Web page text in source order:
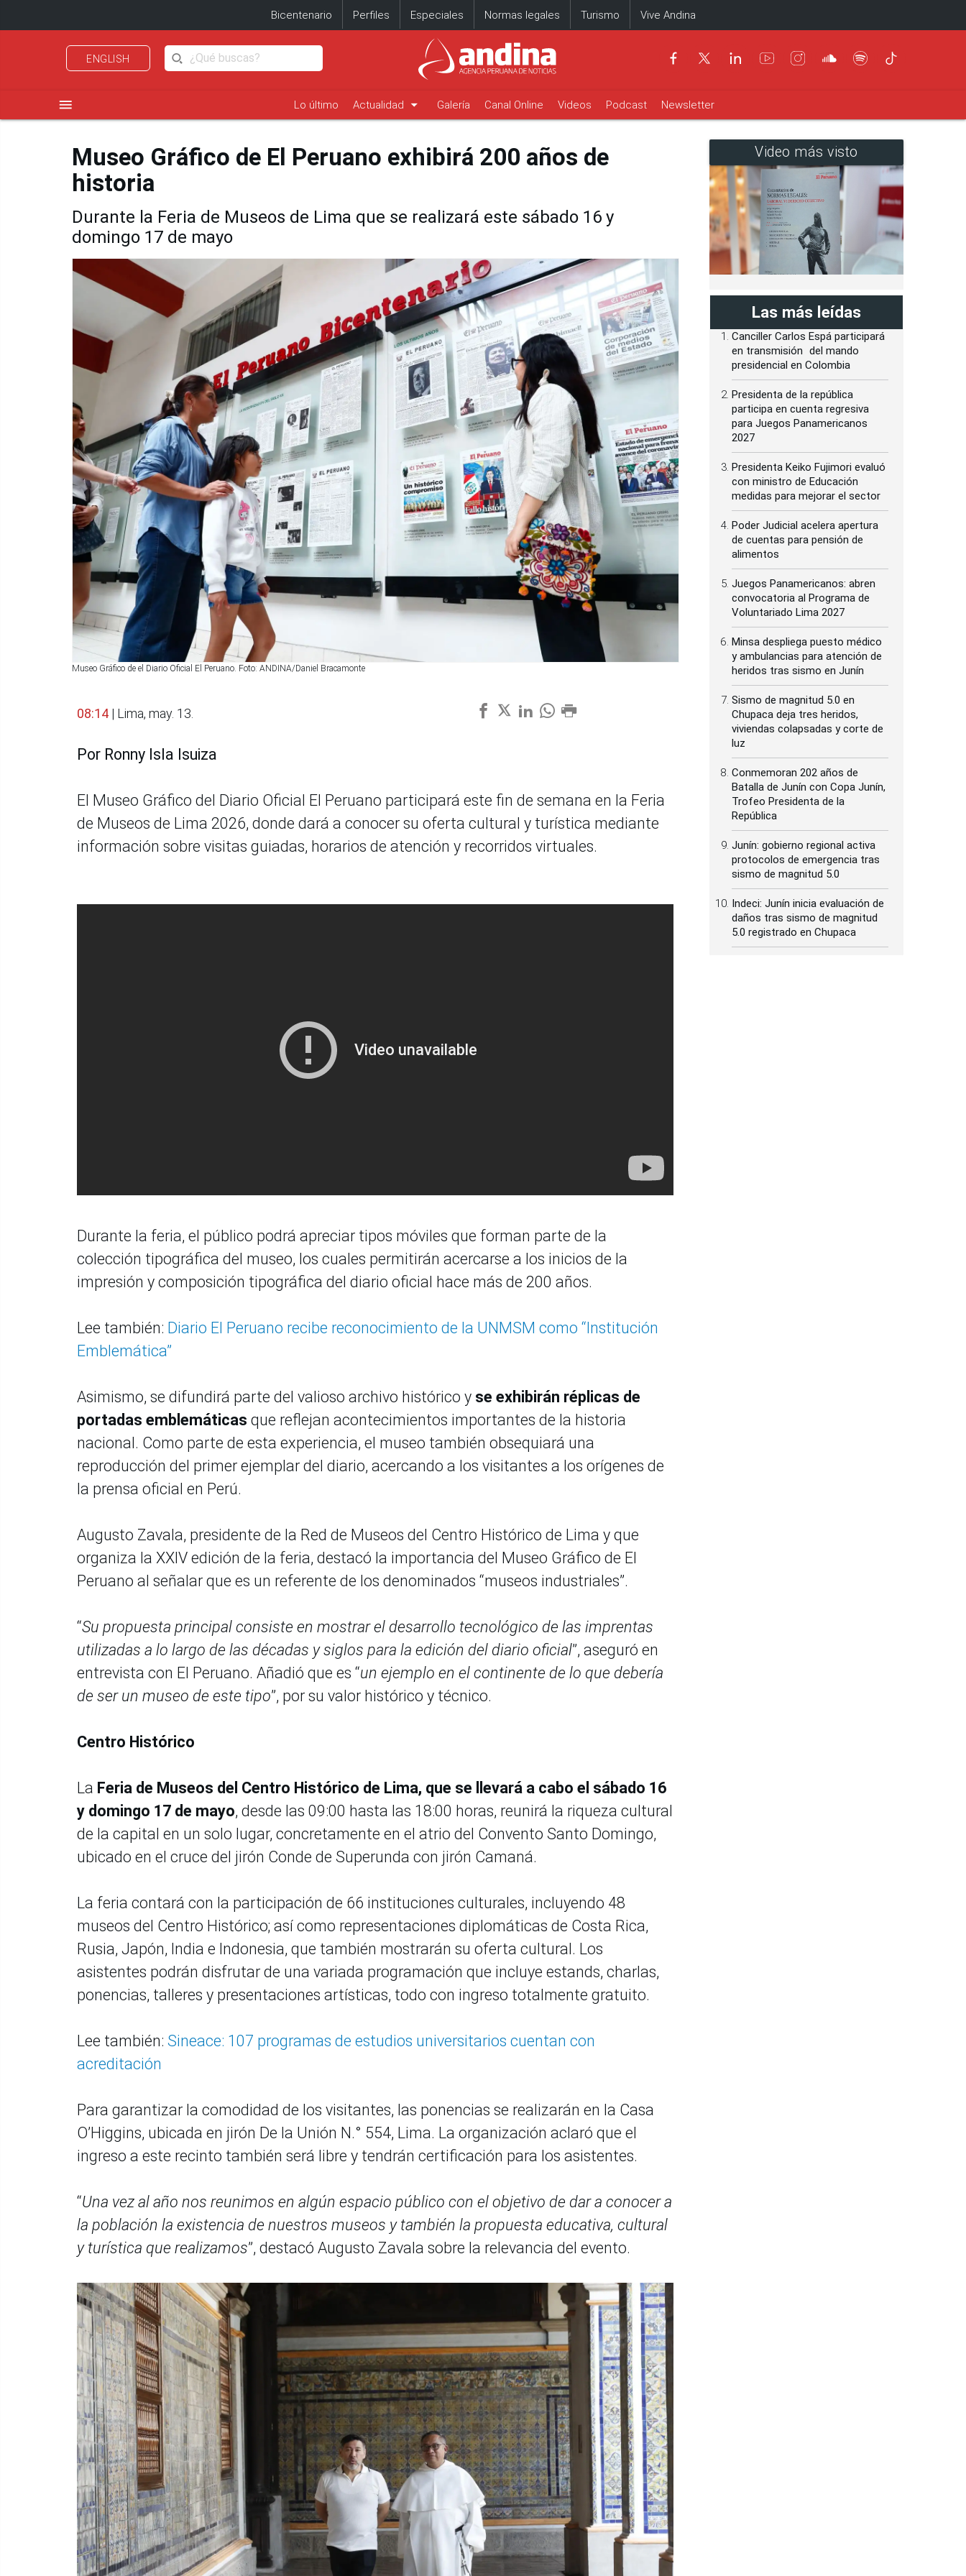
Bicentenario Perfiles Especiales Normas legales Turismo Vive Andina
ENGLISH
menu Lo último Actualidad arrow_drop_down Galería Canal Online Videos Podcast Newsletter
Museo Gráfico de El Peruano exhibirá 200 años de
historia
Durante la Feria de Museos de Lima que se realizará este sábado 16 y
domingo 17 de mayo
Museo Gráfico de el Diario Oficial El Peruano. Foto: ANDINA/Daniel Bracamonte
08:14 | Lima, may. 13.
Por Ronny Isla Isuiza
El Museo Gráfico del Diario Oficial El Peruano participará este fin de semana en la Feria
de Museos de Lima 2026, donde dará a conocer su oferta cultural y turística mediante
información sobre visitas guiadas, horarios de atención y recorridos virtuales.
Durante la feria, el público podrá apreciar tipos móviles que forman parte de la
colección tipográfica del museo, los cuales permitirán acercarse a los inicios de la
impresión y composición tipográfica del diario oficial hace más de 200 años.
Lee también: Diario El Peruano recibe reconocimiento de la UNMSM como “Institución
Emblemática”
Asimismo, se difundirá parte del valioso archivo histórico y se exhibirán réplicas de
portadas emblemáticas que reflejan acontecimientos importantes de la historia
nacional. Como parte de esta experiencia, el museo también obsequiará una
reproducción del primer ejemplar del diario, acercando a los visitantes a los orígenes de
la prensa oficial en Perú.
Augusto Zavala, presidente de la Red de Museos del Centro Histórico de Lima y que
organiza la XXIV edición de la feria, destacó la importancia del Museo Gráfico de El
Peruano al señalar que es un referente de los denominados “museos industriales”.
“Su propuesta principal consiste en mostrar el desarrollo tecnológico de las imprentas
utilizadas a lo largo de las décadas y siglos para la edición del diario oficial”, aseguró en
entrevista con El Peruano. Añadió que es “un ejemplo en el continente de lo que debería
de ser un museo de este tipo”, por su valor histórico y técnico.
Centro Histórico
La Feria de Museos del Centro Histórico de Lima, que se llevará a cabo el sábado 16
y domingo 17 de mayo, desde las 09:00 hasta las 18:00 horas, reunirá la riqueza cultural
de la capital en un solo lugar, concretamente en el atrio del Convento Santo Domingo,
ubicado en el cruce del jirón Conde de Superunda con jirón Camaná.
La feria contará con la participación de 66 instituciones culturales, incluyendo 48
museos del Centro Histórico; así como representaciones diplomáticas de Costa Rica,
Rusia, Japón, India e Indonesia, que también mostrarán su oferta cultural. Los
asistentes podrán disfrutar de una variada programación que incluye estands, charlas,
ponencias, talleres y presentaciones artísticas, todo con ingreso totalmente gratuito.
Lee también: Sineace: 107 programas de estudios universitarios cuentan con
acreditación
Para garantizar la comodidad de los visitantes, las ponencias se realizarán en la Casa
O’Higgins, ubicada en jirón De la Unión N.° 554, Lima. La organización aclaró que el
ingreso a este recinto también será libre y tendrán certificación para los asistentes.
“Una vez al año nos reunimos en algún espacio público con el objetivo de dar a conocer a
la población la existencia de nuestros museos y también la propuesta educativa, cultural
y turística que realizamos”, destacó Augusto Zavala sobre la relevancia del evento.
Video más visto
Las más leídas
Canciller Carlos Espá participará
en transmisión del mando
presidencial en Colombia
Presidenta de la república
participa en cuenta regresiva
para Juegos Panamericanos
2027
Presidenta Keiko Fujimori evaluó
con ministro de Educación
medidas para mejorar el sector
Poder Judicial acelera apertura
de cuentas para pensión de
alimentos
Juegos Panamericanos: abren
convocatoria al Programa de
Voluntariado Lima 2027
Minsa despliega puesto médico
y ambulancias para atención de
heridos tras sismo en Junín
Sismo de magnitud 5.0 en
Chupaca deja tres heridos,
viviendas colapsadas y corte de
luz
Conmemoran 202 años de
Batalla de Junín con Copa Junín,
Trofeo Presidenta de la
República
Junín: gobierno regional activa
protocolos de emergencia tras
sismo de magnitud 5.0
Indeci: Junín inicia evaluación de
daños tras sismo de magnitud
5.0 registrado en Chupaca